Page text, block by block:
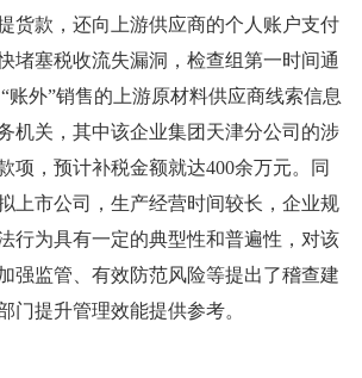
货款，还向上游供应商的个人账户支付
堵塞税收流失漏洞，检查组第一时间通
账外”销售的上游原材料供应商线索信息
机关，其中该企业集团天津分公司的涉
项，预计补税金额就达400余万元。同
上市公司，生产经营时间较长，企业规
行为具有一定的典型性和普遍性，对该
强监管、有效防范风险等提出了稽查建
门提升管理效能提供参考。